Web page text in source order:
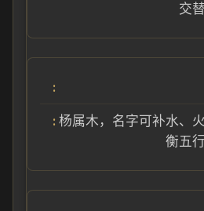
交
杨属木，名字可补水、
衡五